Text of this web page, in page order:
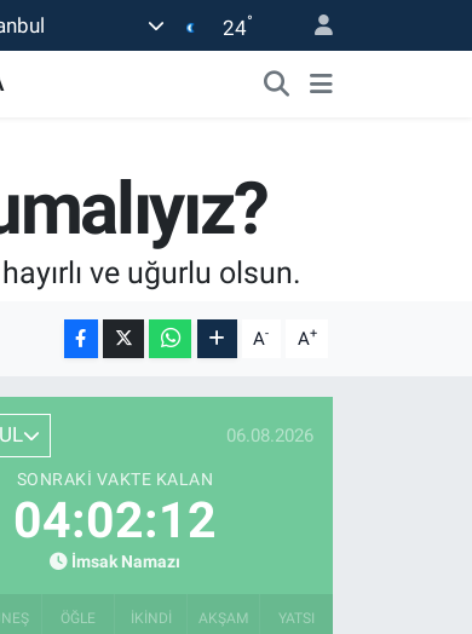
24°
ve uğurlu olsun.
A- A+
06.08.2026
SONRAKI VAKTE KALAN
04:02:11
İmsak Namazı
ÖĞLE İKINDI AKŞAM YATSI